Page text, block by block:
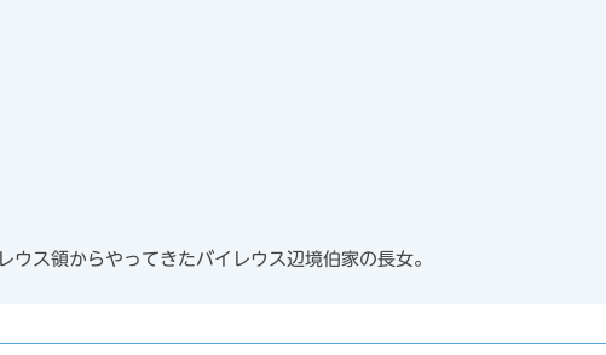
ウス領からやってきたバイレウス辺境伯家の長女。